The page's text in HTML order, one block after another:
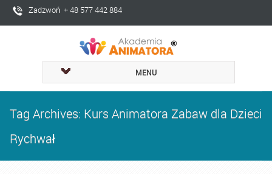
Zadzwoń + 48 577 442 884
MENU
Tag Archives: Kurs Animatora Zabaw dla Dzieci
Rychwał